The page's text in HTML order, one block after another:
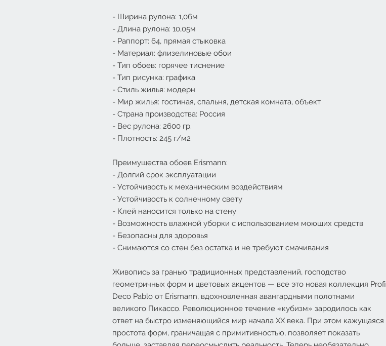
- Ширина рулона: 1,06м
- Длина рулона: 10,05м
- Раппорт: 64, прямая стыковка
- Материал: флизелиновые обои
- Тип обоев: горячее тиснение
- Тип рисунка: графика
- Стиль жилья: модерн
- Мир жилья: гостиная, спальня, детская комната, объект
- Страна производства: Россия
- Вес рулона: 2600 гр.
- Плотность: 245 г/м2
Преимущества обоев Erismann:
- Долгий срок эксплуатации
- Устойчивость к механическим воздействиям
- Устойчивость к солнечному свету
- Клей наносится только на стену
- Возможность влажной уборки с использованием моющих средств
- Безопасны для здоровья
- Снимаются со стен без остатка и не требуют смачивания
Живопись за гранью традиционных представлений, господство
геометричных форм и цветовых акцентов — все это новая коллекция Profi
Deco Pablo от Erismann, вдохновленная авангардными полотнами
великого Пикассо. Революционное течение «кубизм» зародилось как
ответ на быстро изменяющийся мир начала ХХ века. При этом кажущаяся
простота форм, граничащая с примитивностью, позволяет показать